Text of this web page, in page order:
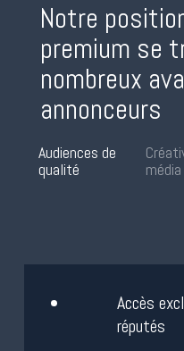
Notre
premium se
nombreux
annonceurs
Audiences de
qualité
média
Accès
réputés